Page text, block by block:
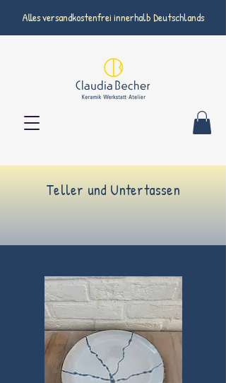
Alles versandkostenfrei innerhalb Deutschlands
Teller und Untertassen